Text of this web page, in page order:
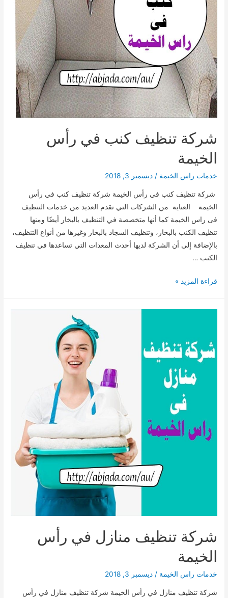
شركة تنظيف كنب في رأس
الخيمة
خدمات راس الخيمة /ديسمبر 3, 2018
شركة تنظيف كنب في رأس الخيمة شركة تنظيف كنب في رأس
الخيمة العناية من الشركات التي تقدم العديد من خدمات التنظيف
فى راس الخيمة كما أنها متخصصة في التنظيف بالبخار أيضًا ومنها
تنظيف الكنب بالبخار، وتنظيف السجاد بالبخار وغيرها من أنواع التنظيف،
بالإضافة إلى أن الشركة لديها أحدث المعدات التي تساعدها في تنظيف
الكنب …
شركة
الخيمة
قراءة المزيد »
شركة تنظيف منازل في رأس
الخيمة
خدمات راس الخيمة /ديسمبر 3, 2018
شركة تنظيف منازل في رأس الخيمة شركة تنظيف منازل في رأس